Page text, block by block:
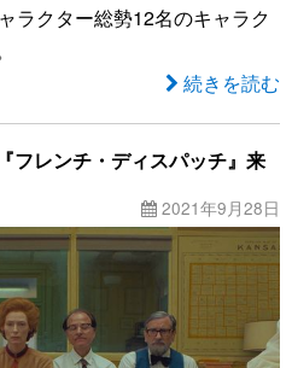
ラクター総勢12名のキャラク
続きを読む
フレンチ・ディスパッチ』来
2021年9月28日